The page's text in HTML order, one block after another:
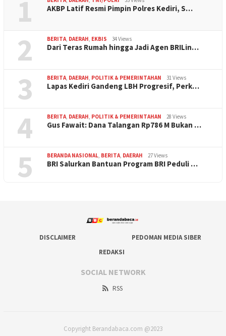
1 AKBP Latif Resmi Pimpin Polres Kediri, S…
2 BERITA, DAERAH, EKBIS 34 Views
Dari Teras Rumah hingga Jadi Agen BRILin…
3 BERITA, DAERAH, POLITIK & PEMERINTAHAN 31 Views
Lapas Kediri Gandeng LBH Progresif, Perk…
4 BERITA, DAERAH, POLITIK & PEMERINTAHAN 28 Views
Gus Fawait: Dana Talangan Rp786 M Bukan …
5 BERANDA NASIONAL, BERITA, DAERAH 27 Views
BRI Salurkan Bantuan Program BRI Peduli …
DISCLAIMER
PEDOMAN MEDIA SIBER
REDAKSI
SOCIAL NETWORK
RSS
Copyright Berandabaca.com @2023